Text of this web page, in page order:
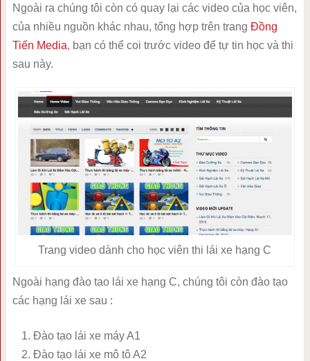
Ngoài ra chúng tôi còn có quay lại các video của học viên,
của nhiều nguồn khác nhau, tổng hợp trên trang Đồng
Tiến Media, bạn có thể coi trước video để tự tin học và thi
sau này.
Trang video dành cho học viên thi lái xe hạng C
Ngoài hạng đào tạo lái xe hạng C, chúng tôi còn đào tạo
các hạng lái xe sau :
Đào tạo lái xe máy A1
Đào tạo lái xe mô tô A2